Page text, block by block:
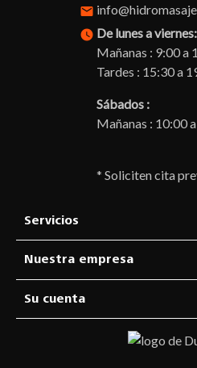
email
watch_later De lunes a viernes:
Mañanas : 9:00 a
Tardes : 15:30 a
Sábados :
Mañanas : 10:00
* Soliciten cita
Servicios
Nuestra empresa
Su cuenta